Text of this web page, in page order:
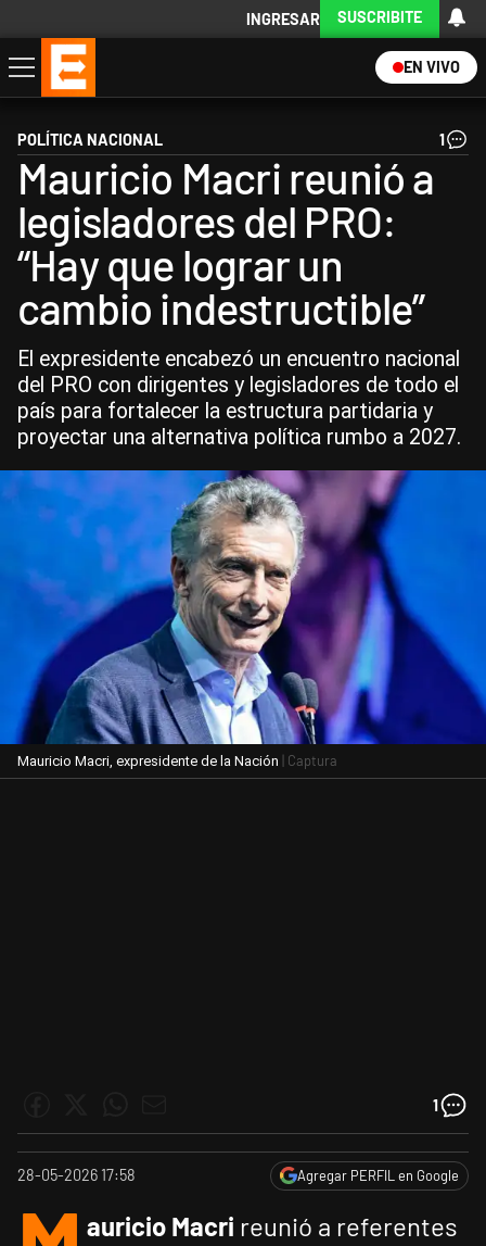
INGRESAR SUSCRIBITE
EN VIVO
Economía
Política
Internacional
Actualidad
Descargá la App
POLÍTICA NACIONAL 1
Mauricio Macri reunió a
legisladores del PRO:
“Hay que lograr un
cambio indestructible”
El expresidente encabezó un encuentro nacional
del PRO con dirigentes y legisladores de todo el
país para fortalecer la estructura partidaria y
proyectar una alternativa política rumbo a 2027.
Mauricio Macri, expresidente de la Nación | Captura
1
28-05-2026 17:58 Agregar PERFIL en Google
auricio Macri reunió a referentes